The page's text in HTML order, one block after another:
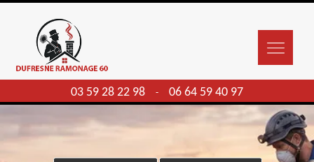
03 59 28 22 98 - 06 64 59 40 97